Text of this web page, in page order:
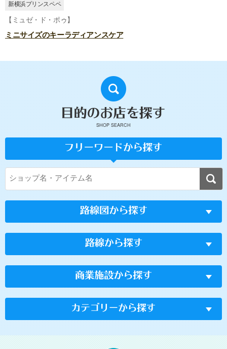
新横浜プリンスペペ
【ミュゼ・ド・ポゥ】
ミニサイズのキーラディアンスケア
SHOP SEARCH